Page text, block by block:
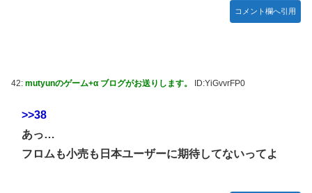
コメント欄へ引用
42: mutyunのゲーム+α ブログがお送りします。 ID:YiGvvrFP0
>>38
あっ…
フロムも小売も日本ユーザーに期待してないってよ